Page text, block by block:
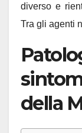
diverso e
Tra gli agenti
della